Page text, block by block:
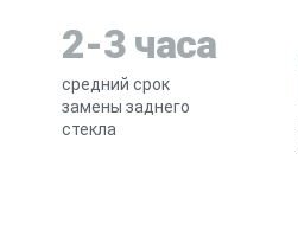
2-3 часа
средний срок
замены заднего
стекла